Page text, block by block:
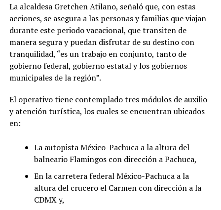
La alcaldesa Gretchen Atilano, señaló que, con estas
acciones, se asegura a las personas y familias que viajan
durante este periodo vacacional, que transiten de
manera segura y puedan disfrutar de su destino con
tranquilidad, “es un trabajo en conjunto, tanto de
gobierno federal, gobierno estatal y los gobiernos
municipales de la región”.
El operativo tiene contemplado tres módulos de auxilio
y atención turística, los cuales se encuentran ubicados
en:
La autopista México-Pachuca a la altura del
balneario Flamingos con dirección a Pachuca,
En la carretera federal México-Pachuca a la
altura del crucero el Carmen con dirección a la
CDMX y,